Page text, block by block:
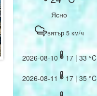
Ясно
вятър 5 км/ч
2026-08-10 17 | 33 °C
2026-08-11 17 | 35 °C